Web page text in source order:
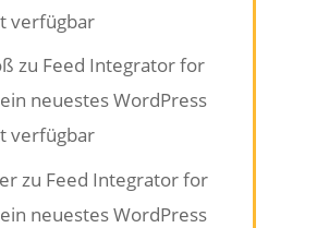
verfügbar
zu Feed Integrator for
neuestes WordPress
verfügbar
zu Feed Integrator for
neuestes WordPress